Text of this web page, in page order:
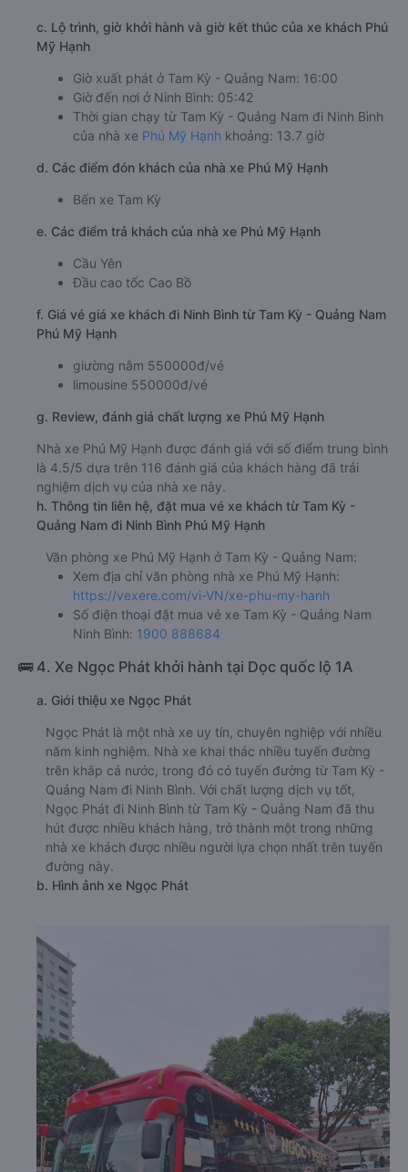
c. Lộ trình, giờ khởi hành và giờ kết thúc của xe khách Phú
Mỹ Hạnh
Giờ xuất phát ở Tam Kỳ - Quảng Nam: 16:00
Giờ đến nơi ở Ninh Bình: 05:42
Thời gian chạy từ Tam Kỳ - Quảng Nam đi Ninh Bình
của nhà xe Phú Mỹ Hạnh khoảng: 13.7 giờ
d. Các điểm đón khách của nhà xe Phú Mỹ Hạnh
Bến xe Tam Kỳ
e. Các điểm trả khách của nhà xe Phú Mỹ Hạnh
Cầu Yên
Đầu cao tốc Cao Bồ
f. Giá vé giá xe khách đi Ninh Bình từ Tam Kỳ - Quảng Nam
Phú Mỹ Hạnh
giường nằm 550000đ/vé
limousine 550000đ/vé
g. Review, đánh giá chất lượng xe Phú Mỹ Hạnh
Nhà xe Phú Mỹ Hạnh được đánh giá với số điểm trung bình
là 4.5/5 dựa trên 116 đánh giá của khách hàng đã trải
nghiệm dịch vụ của nhà xe này.
h. Thông tin liên hệ, đặt mua vé xe khách từ Tam Kỳ -
Quảng Nam đi Ninh Bình Phú Mỹ Hạnh
Văn phòng xe Phú Mỹ Hạnh ở Tam Kỳ - Quảng Nam:
Xem địa chỉ văn phòng nhà xe Phú Mỹ Hạnh:
https://vexere.com/vi-VN/xe-phu-my-hanh
Số điện thoại đặt mua vé xe Tam Kỳ - Quảng Nam
Ninh Bình: 1900 888684
🚌 4. Xe Ngọc Phát khởi hành tại Dọc quốc lộ 1A
a. Giới thiệu xe Ngọc Phát
Ngọc Phát là một nhà xe uy tín, chuyên nghiệp với nhiều
năm kinh nghiệm. Nhà xe khai thác nhiều tuyến đường
trên khắp cả nước, trong đó có tuyến đường từ Tam Kỳ -
Quảng Nam đi Ninh Bình. Với chất lượng dịch vụ tốt,
Ngọc Phát đi Ninh Bình từ Tam Kỳ - Quảng Nam đã thu
hút được nhiều khách hàng, trở thành một trong những
nhà xe khách được nhiều người lựa chọn nhất trên tuyến
đường này.
b. Hình ảnh xe Ngọc Phát